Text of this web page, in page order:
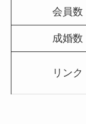
会員数
成婚数
リンク